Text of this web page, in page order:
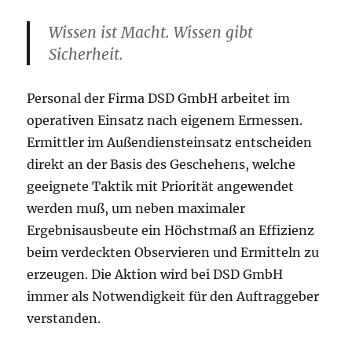
Wissen ist Macht. Wissen gibt
Sicherheit.
Personal der Firma DSD GmbH arbeitet im
operativen Einsatz nach eigenem Ermessen.
Ermittler im Außendiensteinsatz entscheiden
direkt an der Basis des Geschehens, welche
geeignete Taktik mit Priorität angewendet
werden muß, um neben maximaler
Ergebnisausbeute ein Höchstmaß an Effizienz
beim verdeckten Observieren und Ermitteln zu
erzeugen. Die Aktion wird bei DSD GmbH
immer als Notwendigkeit für den Auftraggeber
verstanden.